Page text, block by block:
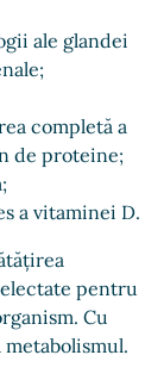
ale glandei
completă a
de proteine;
a vitaminei D.
pentru
Cu